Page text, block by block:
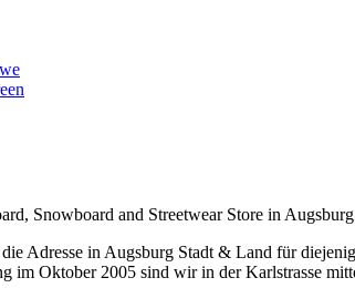
Snowboard and Streetwear Store in
Adresse in Augsburg Stadt & Land für
im Oktober 2005 sind wir in der Karlstrasse